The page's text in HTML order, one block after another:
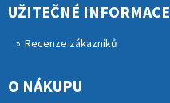
UŽITEČNÉ INFORMACE
Recenze zákazníků
O NÁKUPU